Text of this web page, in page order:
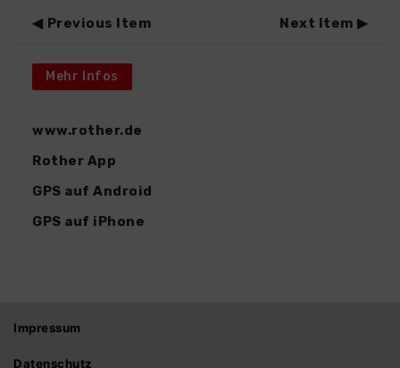
Previous Item Next Item
Mehr Infos
www.rother.de
Rother App
GPS auf Android
GPS auf iPhone
Impressum
Datenschutz